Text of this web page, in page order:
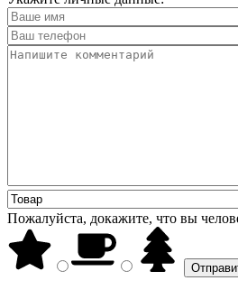
Пожалуйста, докажите, что вы